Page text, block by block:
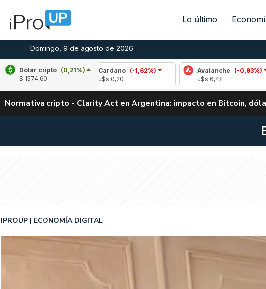
Lo último
Domingo, 9 de agosto de 2026
Dólar cripto (0,21%)
$ 1574,60
Cardano
(-1,62%)
Avalanche (-0,93%)
Normativa cripto - Clarity Act en Argentina: impacto en Bitcoin,
IPROUP ECONOMÍA DIGITAL